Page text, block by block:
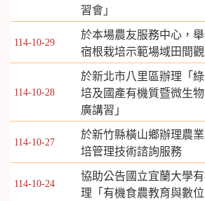
習會」
114-10-29
於本場農友服務中心，
宿根栽培示範場域田間觀
114-10-28
於新北市八里區辦理「
培及國產有機質暨微生
廣講習」
114-10-27
於新竹縣橫山鄉辦理農
培管理技術諮詢服務
114-10-24
協助公告國立宜蘭大學
理「有機食農教育與數位